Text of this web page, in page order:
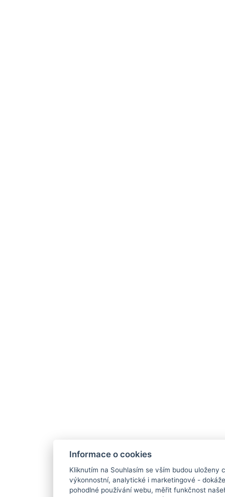
Informace o cookies
Kliknutím na Souhlasím se vším budou uloženy
výkonnostní, analytické i marketingové -
pohodlné používání webu, měřit funkčnost